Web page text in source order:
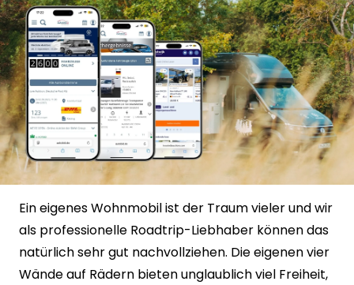
Shop
Kontakt
Select language
Ein eigenes Wohnmobil ist der Traum vieler und wir
als professionelle Roadtrip-Liebhaber können das
natürlich sehr gut nachvollziehen. Die eigenen vier
Wände auf Rädern bieten unglaublich viel Freiheit,